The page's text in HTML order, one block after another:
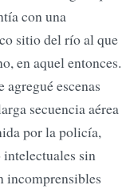
con una
sitio del río al que
en aquel entonces.
agregué escenas
secuencia aérea
por la policía,
sin
incomprensibles